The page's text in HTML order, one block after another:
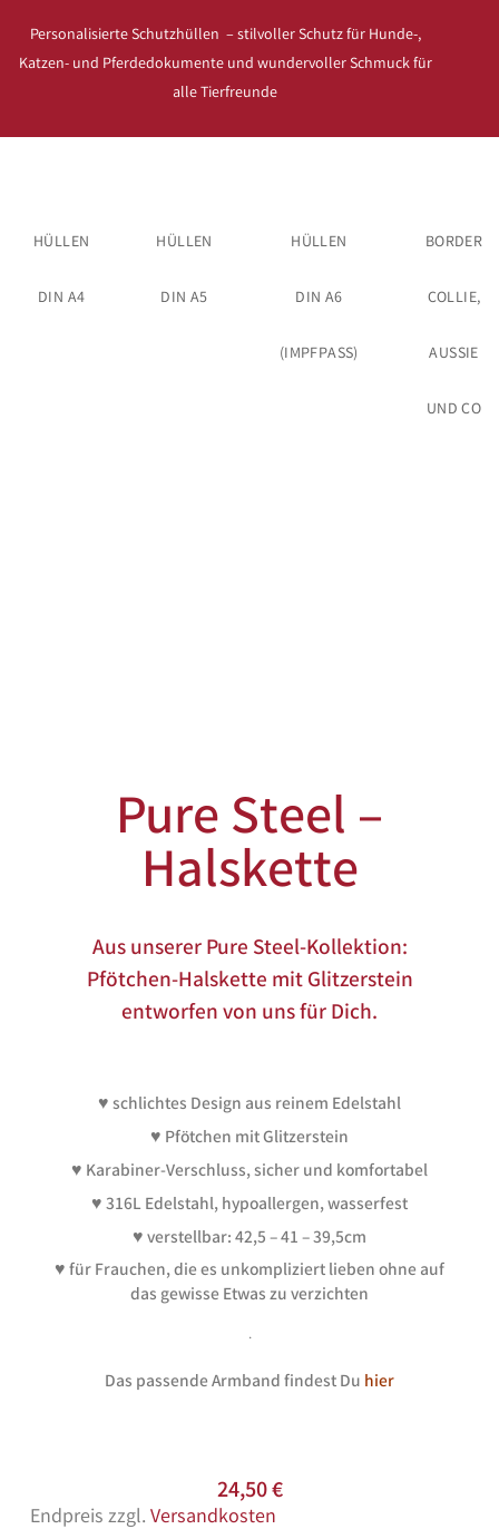
Personalisierte Schutzhüllen – stilvoller Schutz für Hunde-,
Katzen- und Pferdedokumente und wundervoller Schmuck für
alle Tierfreunde
HÜLLEN
DIN A4
HÜLLEN
DIN A5
HÜLLEN
DIN A6
(IMPFPASS)
BORDER
COLLIE,
AUSSIE
UND CO
Pure Steel –
Halskette
Aus unserer Pure Steel-Kollektion:
Pfötchen-Halskette mit Glitzerstein
entworfen von uns für Dich.
♥ schlichtes Design aus reinem Edelstahl
♥ Pfötchen mit Glitzerstein
♥ Karabiner-Verschluss, sicher und komfortabel
♥ 316L Edelstahl, hypoallergen, wasserfest
♥ verstellbar: 42,5 – 41 – 39,5cm
♥ für Frauchen, die es unkompliziert lieben ohne auf
das gewisse Etwas zu verzichten
.
Das passende Armband findest Du hier
24,50€
Endpreis zzgl.Versandkosten